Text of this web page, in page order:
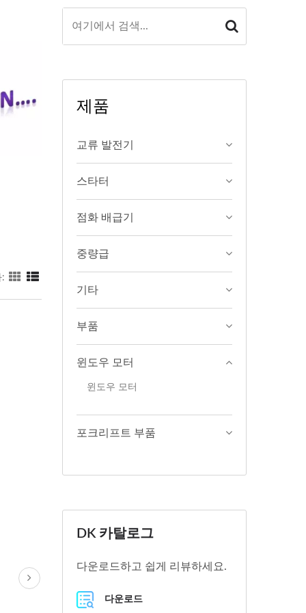
:
제품
교류 발전기
스타터
점화 배급기
중량급
기타
부품
윈도우 모터
윈도우 모터
포크리프트 부품
DK 카탈로그
다운로드하고 쉽게 리뷰하세요.
다운로드